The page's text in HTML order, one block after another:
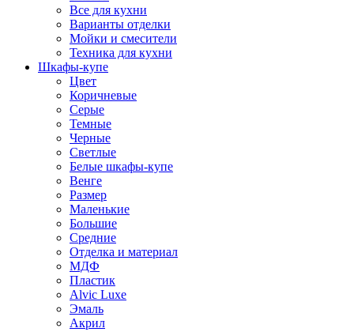
Все для кухни
Варианты отделки
Мойки и смесители
Техника для кухни
Шкафы-купе
Цвет
Коричневые
Серые
Темные
Черные
Светлые
Белые шкафы-купе
Венге
Размер
Маленькие
Большие
Средние
Отделка и материал
МДФ
Пластик
Alvic Luxe
Эмаль
Акрил